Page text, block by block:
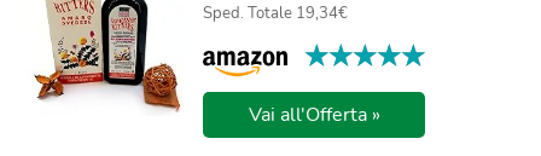
Sped. Totale 19,34€
★★★★★
★★★★★
Vai all'Offerta »